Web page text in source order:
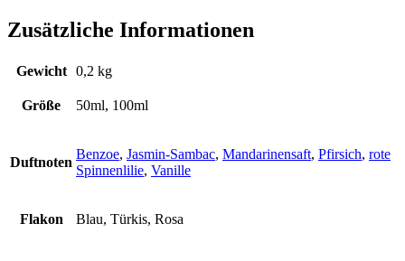
Zusätzliche Informationen
Gewicht 0,2 kg
Größe 50ml, 100ml
Duftnoten
Benzoe, Jasmin-Sambac, Mandarinensaft, Pfirsich, rote
Spinnenlilie, Vanille
Flakon Blau, Türkis, Rosa